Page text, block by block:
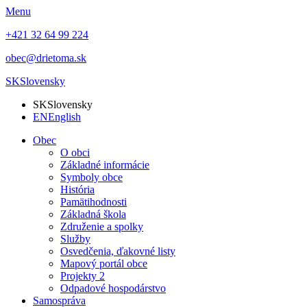
Menu
+421 32 64 99 224
obec@drietoma.sk
SKSlovensky
SKSlovensky
ENEnglish
Obec
O obci
Základné informácie
Symboly obce
História
Pamätihodnosti
Základná škola
Združenie a spolky
Služby
Osvedčenia, ďakovné listy
Mapový portál obce
Projekty 2
Odpadové hospodárstvo
Samospráva